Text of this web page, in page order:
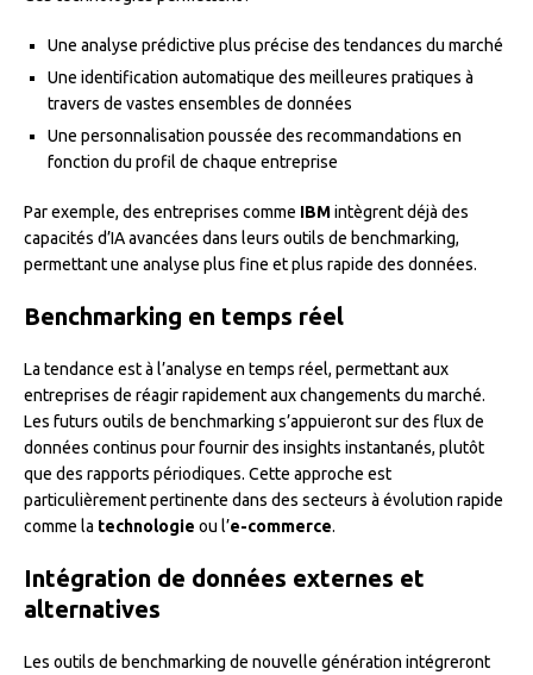
Une analyse prédictive plus précise des tendances du marché
Une identification automatique des meilleures pratiques à
travers de vastes ensembles de données
Une personnalisation poussée des recommandations en
fonction du profil de chaque entreprise
Par exemple, des entreprises comme IBMintègrent déjà des
capacités d’IA avancées dans leurs outils de benchmarking,
permettant une analyse plus fine et plus rapide des données.
Benchmarking en temps réel
La tendance est à l’analyse en temps réel, permettant aux
entreprises de réagir rapidement aux changements du marché.
Les futurs outils de benchmarking s’appuieront sur des flux de
données continus pour fournir des insights instantanés, plutôt
que des rapports périodiques. Cette approche est
particulièrement pertinente dans des secteurs à évolution rapide
comme la technologie ou l’e-commerce.
Intégration de données externes et
alternatives
Les outils de benchmarking de nouvelle génération intégreront